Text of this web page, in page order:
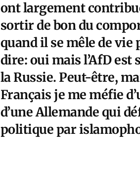
ont largement
sortir de bon du
quand il se mêle de vie
dire: oui mais l’AfD
la Russie. Peut-être,
Français je me méfie
d’une Allemande qui
politique par